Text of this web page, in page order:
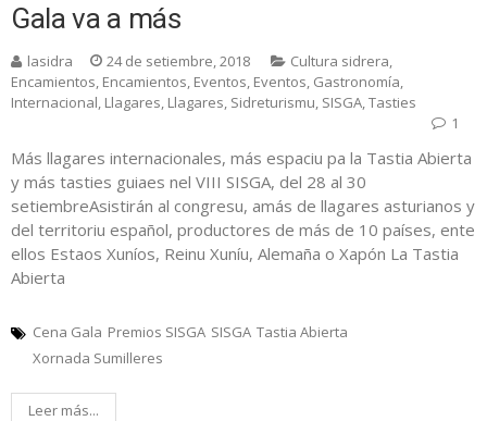
Gala va a más
lasidra 24 de setiembre, 2018 Cultura sidrera,
Encamientos, Encamientos, Eventos, Eventos, Gastronomía,
Internacional, Llagares, Llagares, Sidreturismu, SISGA,Tasties
1
Más llagares internacionales, más espaciu pa la Tastia Abierta
y más tasties guiaes nel VIII SISGA, del 28 al 30
setiembreAsistirán al congresu, amás de llagares asturianos y
del territoriu español, productores de más de 10 países, ente
ellos Estaos Xuníos, Reinu Xuníu, Alemaña o Xapón La Tastia
Abierta
Cena Gala Premios SISGA SISGA Tastia Abierta
Xornada Sumilleres
Leer más...